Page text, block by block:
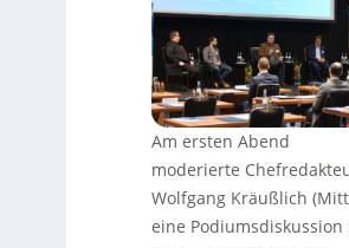
Am ersten Abend
moderierte
Wolfgang Kräußlich
eine Podiumsdiskussion